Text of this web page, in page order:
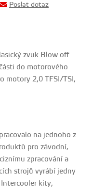
Poslat dotaz
zvuk Blow off
do motorového
motory 2,0 TFSI/TSI,
na jednoho z
pro závodní,
zpracování a
strojů vyrábí jedny
kity,